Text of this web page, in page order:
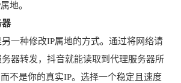
地。
器
一种修改IP属地的方式。通过将网络请
器转发，抖音就能读取到代理服务器所
不是你的真实IP。选择一个稳定且速度